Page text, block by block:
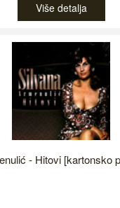
Više detalja
- Hitovi [kartonsko